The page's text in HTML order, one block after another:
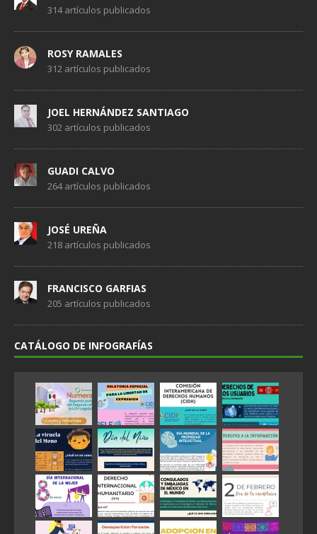
314 artículos publicados
ROSY RAMALES
312 artículos publicados
JOEL HERNÁNDEZ SANTIAGO
302 artículos publicados
GUADI CALVO
264 artículos publicados
JOSÉ UREÑA
218 artículos publicados
FRANCISCO GARFIAS
205 artículos publicados
CATÁLOGO DE INFOGRAFÍAS